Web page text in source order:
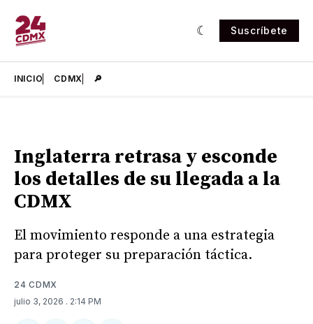
Suscríbete
INICIO CDMX 🔎
Inglaterra retrasa y esconde
los detalles de su llegada a la
CDMX
El movimiento responde a una estrategia
para proteger su preparación táctica.
24 CDMX
julio 3, 2026 . 2:14 PM